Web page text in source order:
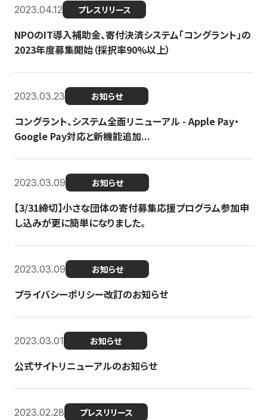
2023.04.12 プレスリリース
NPOのIT導入補助金、寄付決済システム「コングラント」の
2023年度募集開始（採択率90%以上）
2023.03.23 お知らせ
コングラント、システム全面リニューアル - Apple Pay・
Google Pay対応と新機能追加...
2023.03.09 お知らせ
【3/31締切】小さな団体の寄付募集応援プログラム参加申
し込みが更に簡単になりました。
2023.03.09 お知らせ
プライバシーポリシー改訂のお知らせ
2023.03.01 お知らせ
公式サイトリニューアルのお知らせ
2023.02.28 プレスリリース